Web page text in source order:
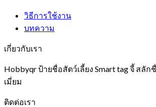
วิธีการใช้งาน
บทความ
เกี่ยวกับเรา
Hobbyqr ป้ายชื่อสัตว์เลี้ยง Smart tag จี้ สลั
เมี่ยม
ติดต่อเรา